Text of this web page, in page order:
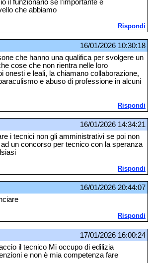
il funzionario se l'importante è
che abbiamo
Rispondi
16/01/2026 10:30:18
che hanno una qualifica per svolgere un
cose che non rientra nelle loro
onesti e leali, la chiamano collaborazione,
e abuso di professione in alcuni
Rispondi
16/01/2026 14:34:21
i tecnici non gli amministrativi se poi non
un concorso per tecnico con la speranza
Rispondi
16/01/2026 20:44:07
Rispondi
17/01/2026 16:00:24
il tecnico Mi occupo di edilizia
e non è mia competenza fare